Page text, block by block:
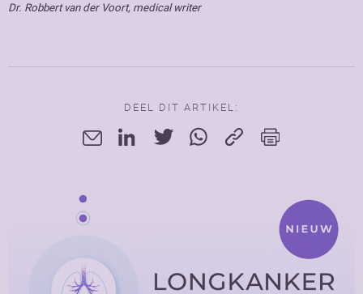
Dr. Robbert van der Voort, medical writer
DEEL DIT ARTIKEL: